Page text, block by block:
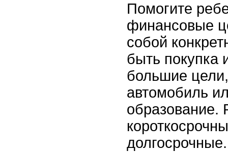
Помогите
финансовые
собой
быть покупка
большие
автомобиль
образование.
долгосрочные.